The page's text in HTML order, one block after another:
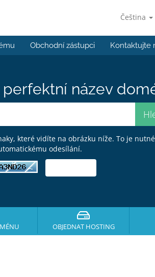
Čeština
Obchodní zástupci Kontaktujte
název
které vidíte na obrázku níže. To je
odesílání.
OBJEDNAT HOSTING